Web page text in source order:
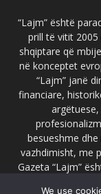
“Lajm” është
prill të vitit
shqiptare që
në konceptet
“Lajm” janë
financiare,
besueshme
vazhdimisht, me
Gazeta “Lajm”
We use